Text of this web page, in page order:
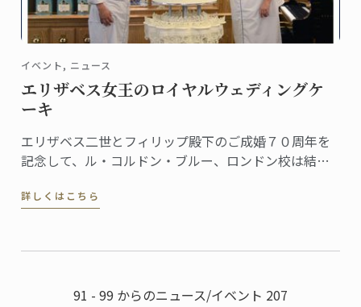
イベント, ニュース
エリザベス女王のロイヤルウェディングケ
ーキ
エリザベス二世とフィリップ殿下のご成婚７０周年を
記念して、ル・コルドン・ブルー、ロンドン校は結婚
挑戦。その模様がITVのA Very Royal Weddingという番
詳しくはこちら
91 - 99 からのニュース/イベント 207